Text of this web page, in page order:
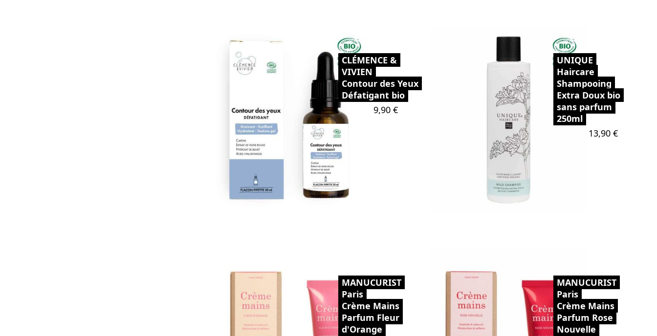
CLÉMENCE &
VIVIEN
Contour des Yeux
Défatigant bio
Prix
9,90 €
UNIQUE
Haircare
Shampooing
Extra Doux bio
sans parfum
250ml
Prix
13,90 €
MANUCURIST
Paris
Crème Mains
Parfum Fleur
d'Orange
MANUCURIST
Paris
Crème Mains
Parfum Rose
Nouvelle